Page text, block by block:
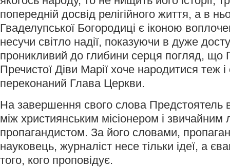
попередній досвід релігійного життя, а в
Гваделупської Богородиці є іконою
несучи світло надії, показуючи в дуже
проникливий до глибини серця погляд, що
Пречистої Діви Марії хоче народитися теж
переконаний Глава Церкви.
На завершення свого слова Предстоятель
між християнським місіонером і
пропагандистом. За його словами,
науковець, журналіст несе тільки ідеї, а
того, кого проповідує.